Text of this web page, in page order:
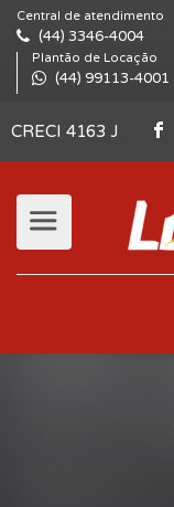
Central de atendimento
(44) 3346-4004
Plantão de Locação
(44) 99113-4001
CRECI 4163 J